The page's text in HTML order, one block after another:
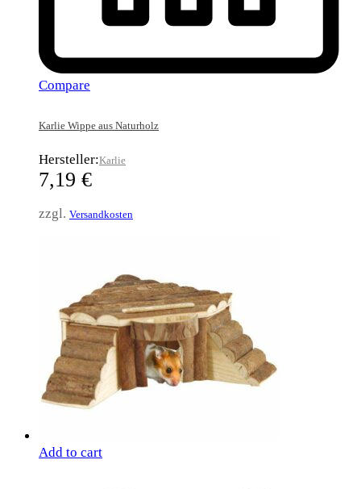
Compare
Karlie Wippe aus Naturholz
Hersteller:Karlie
7,19 €
zzgl. Versandkosten
Add to cart